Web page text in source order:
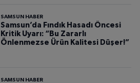
SAMSUN HABER
Samsun’da Fındık Hasadı Öncesi
Kritik Uyarı: “Bu Zararlı
Önlenmezse Ürün Kalitesi Düşer!”
SAMSUN HABER